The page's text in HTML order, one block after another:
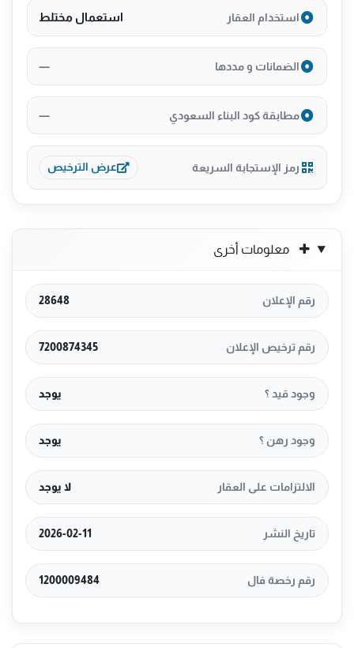
استخدام العقار استعمال مختلط
الضمانات و مددها —
مطابقة كود البناء السعودي —
رمز الإستجابة السريعة عرض الترخيص
معلومات أخرى
رقم الإعلان 28648
رقم ترخيص الإعلان 7200874345
وجود قيد ؟ يوجد
وجود رهن ؟ يوجد
الالتزامات على العقار لا يوجد
تاريخ النشر 2026-02-11
رقم رخصة فال 1200009484